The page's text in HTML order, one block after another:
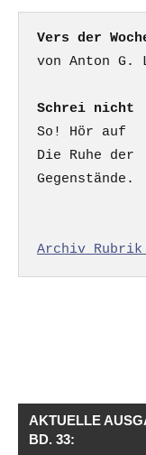
Vers der
Schrei nicht
So! Hör auf
Die Ruhe der
Gegenstände.
Archiv Rubrik
AKTUELLE
BD. 33: